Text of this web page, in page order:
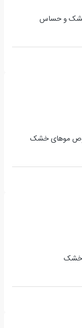
موهای خشک